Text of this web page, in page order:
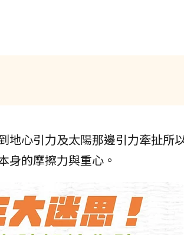
地心引力及太陽那邊引力牽扯所
身的摩擦力與重心。